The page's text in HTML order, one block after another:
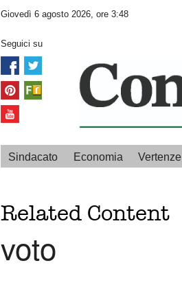
Giovedì 6 agosto 2026, ore 3:48
Seguici su
Sindacato Economia Vertenze
Related Content
voto